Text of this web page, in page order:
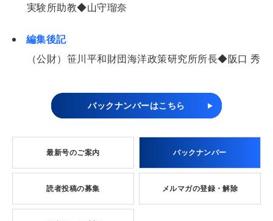
実験所助教◆山守瑠奈
編集後記
（公財）笹川平和財団海洋政策研究所所長◆阪口 秀
バックナンバーはこちら
最新号のご案内 バックナンバー
読者投稿の募集 メルマガの登録・解除